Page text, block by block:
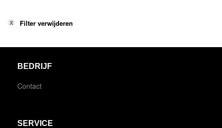
Filter verwijderen
BEDRIJF
Contact
SERVICE